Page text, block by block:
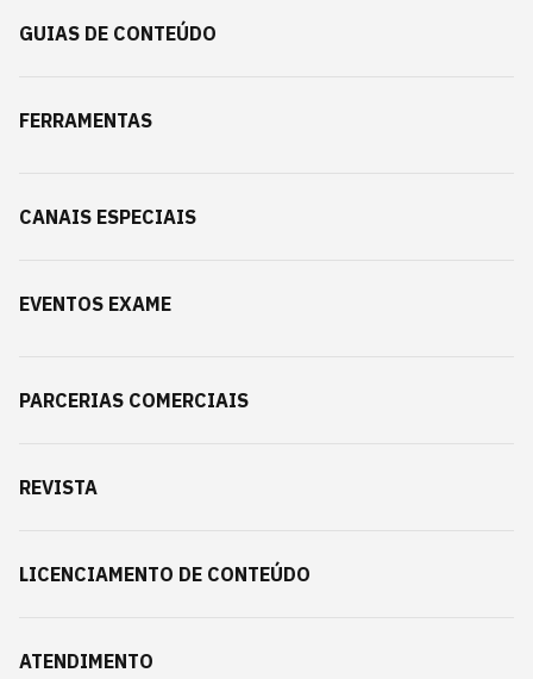
GUIAS DE CONTEÚDO
FERRAMENTAS
CANAIS ESPECIAIS
EVENTOS EXAME
PARCERIAS COMERCIAIS
REVISTA
LICENCIAMENTO DE CONTEÚDO
ATENDIMENTO